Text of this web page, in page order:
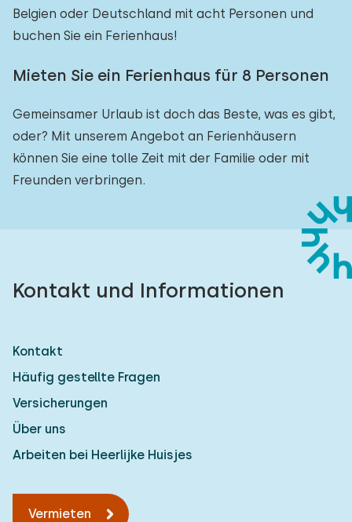
Belgien oder Deutschland mit acht Personen und
buchen Sie ein Ferienhaus!
Mieten Sie ein Ferienhaus für 8 Personen
Gemeinsamer Urlaub ist doch das Beste, was es gibt,
oder? Mit unserem Angebot an Ferienhäusern
können Sie eine tolle Zeit mit der Familie oder mit
Freunden verbringen.
Kontakt und Informationen
Kontakt
Häufig gestellte Fragen
Versicherungen
Über uns
Arbeiten bei Heerlijke Huisjes
Vermieten